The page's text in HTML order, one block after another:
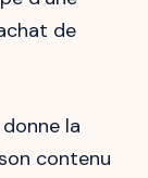
de
la
contenu